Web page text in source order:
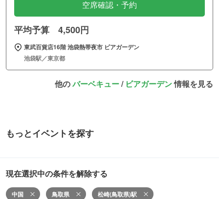
空席確認・予約
平均予算 4,500円
東武百貨店16階 池袋熱帯夜市 ビアガーデン
池袋駅／東京都
他のバーベキュー/ ビアガーデン情報を見る
もっとイベントを探す
現在選択中の条件を解除する
中国 鳥取県 松崎(鳥取県)駅